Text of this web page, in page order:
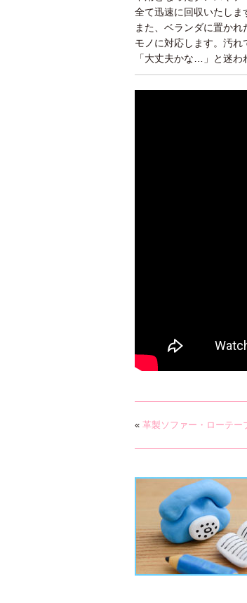
全て迅速に回収いたしま
また、ベランダに置か
モノに対応します。汚れ
「大丈夫かな…」と迷わ
« 革製ソファー・ローテー